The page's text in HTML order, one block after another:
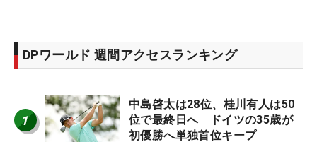
DPワールド 週間アクセスランキング
1
中島啓太は28位、桂川有人は50
位で最終日へ ドイツの35歳が
初優勝へ単独首位キープ